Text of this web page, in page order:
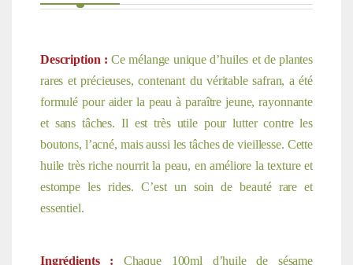
Description : Ce mélange unique d’huiles et de plantes
rares et précieuses, contenant du véritable safran, a été
formulé pour aider la peau à paraître jeune, rayonnante
et sans tâches. Il est très utile pour lutter contre les
boutons, l’acné, mais aussi les tâches de vieillesse. Cette
huile très riche nourrit la peau, en améliore la texture et
estompe les rides. C’est un soin de beauté rare et
essentiel.
Ingrédients : Chaque 100ml d’huile de sésame